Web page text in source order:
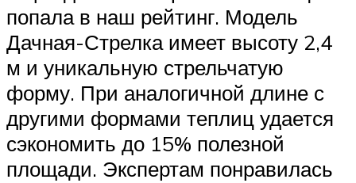
попала в наш рейтинг. Модель
Дачная-Стрелка имеет высоту 2,4
м и уникальную стрельчатую
форму. При аналогичной длине с
другими формами теплиц удается
сэкономить до 15% полезной
площади. Экспертам понравилась